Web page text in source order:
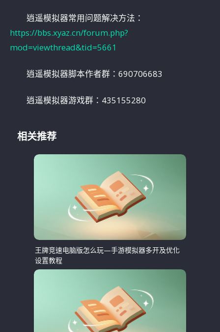
逍遥模拟器常用问题解决方法：
https://bbs.xyaz.cn/forum.php?
mod=viewthread&tid=5661
逍遥模拟器脚本作者群：690706683
逍遥模拟器游戏群：435155280
相关推荐
王牌竞速电脑版怎么玩—手游模拟器多开及优化
设置教程